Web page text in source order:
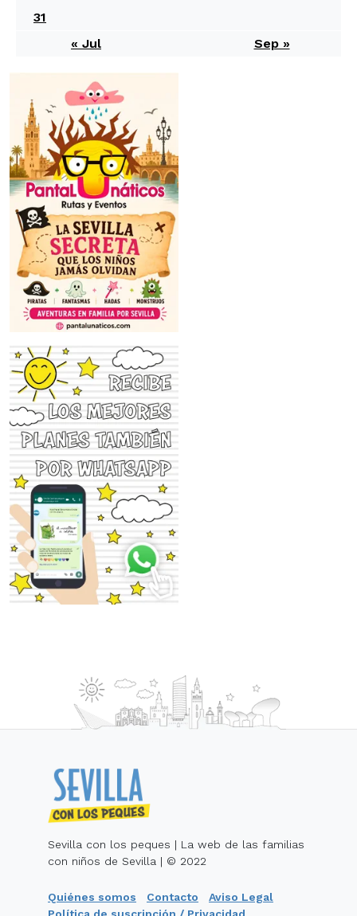
31
« Jul
Sep »
Sevilla con los peques | La web de las familias
con niños de Sevilla | © 2022
Quiénes somos Contacto
Aviso Legal